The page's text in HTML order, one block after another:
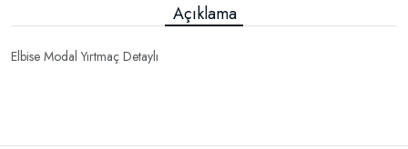
Açıklama
Elbise Modal Yırtmaç Detaylı